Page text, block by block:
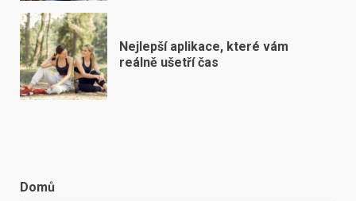
Nejlepší aplikace, které vám
reálně ušetří čas
Domů